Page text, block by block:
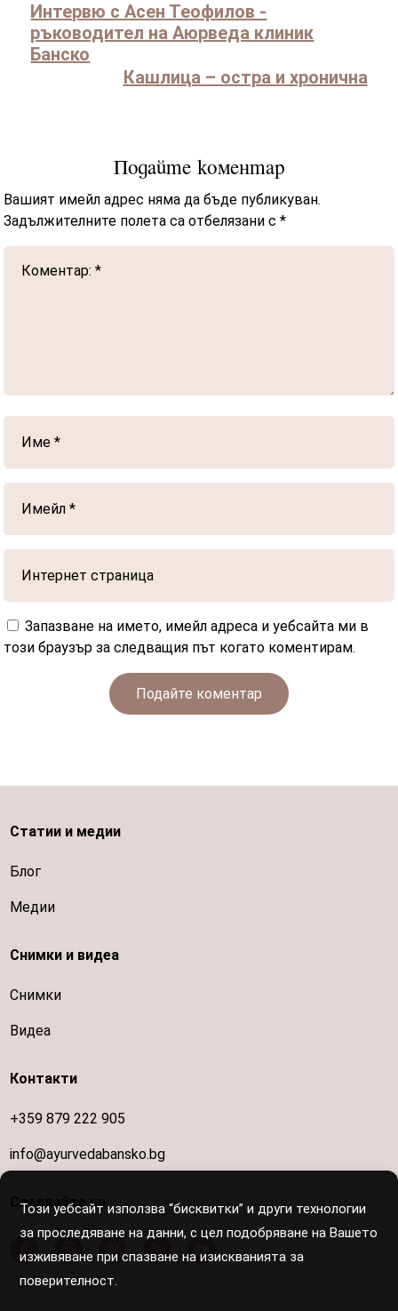
Този уебсайт използва “бисквитки” и други технологии
за проследяване на данни, с цел подобряване на Вашето
изживяване при спазване на изискванията за
поверителност.
Интервю с Асен Теофилов -
ръководител на Аюрведа клиник
Банско
Кашлица – остра и хронична
Подайте коментар
Вашият имейл адрес няма да бъде публикуван.
Задължителните полета са отбелязани с*
Запазване на името, имейл адреса и уебсайта ми в
този браузър за следващия път когато коментирам.
Подайте коментар
Статии и медии
Блог
Медии
Снимки и видеа
Снимки
Видеа
Контакти
+359 879 222 905
info@ayurvedabansko.bg
Следвайте ни